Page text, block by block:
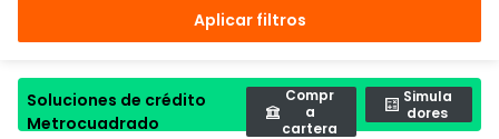
Aplicar filtros
Soluciones de crédito
Metrocuadrado
Compr
a
cartera
Simula
dores